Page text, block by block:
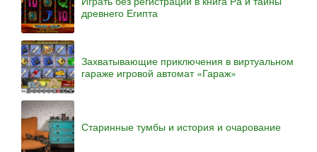
древнего Египта
Захватывающие приключения в виртуальном
гараже игровой автомат «Гараж»
Старинные тумбы и история и очарование